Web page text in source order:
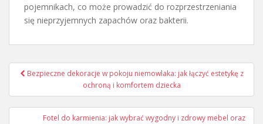
pojemnikach, co może prowadzić do rozprzestrzeniania
się nieprzyjemnych zapachów oraz bakterii.
Nawigacja
Bezpieczne dekoracje w pokoju niemowlaka: jak łączyć estetykę z
ochroną i komfortem dziecka
Fotel do karmienia: jak wybrać wygodny i zdrowy mebel oraz